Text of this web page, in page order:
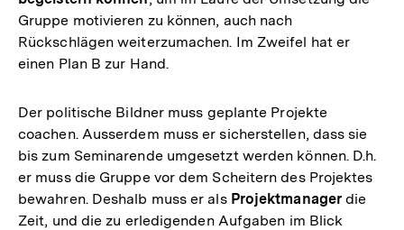
Gruppe motivieren zu können, auch nach
Rückschlägen weiterzumachen. Im Zweifel hat er
einen Plan B zur Hand.
Der politische Bildner muss geplante Projekte
coachen. Ausserdem muss er sicherstellen, dass sie
bis zum Seminarende umgesetzt werden können. D.h.
er muss die Gruppe vor dem Scheitern des Projektes
bewahren. Deshalb muss er als Projektmanagerdie
Zeit, und die zu erledigenden Aufgaben im Blick